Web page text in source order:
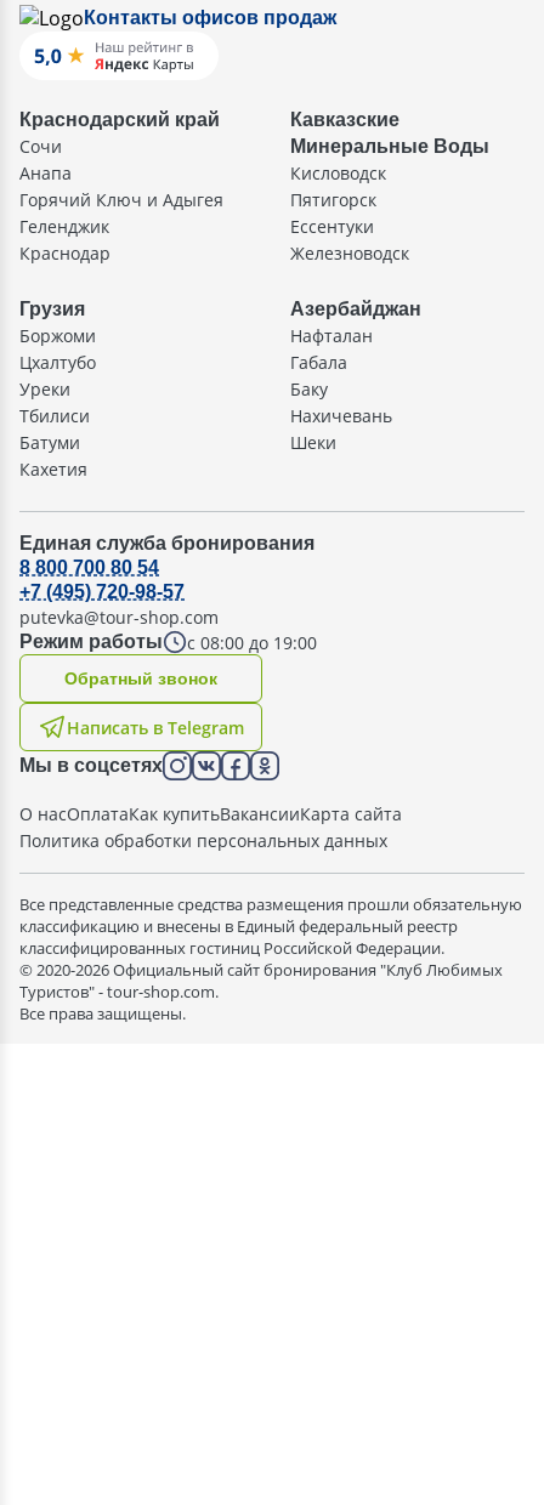
Контакты офисов продаж
Краснодарский край
Сочи
Анапа
Горячий Ключ и Адыгея
Геленджик
Краснодар
Кавказские
Минеральные Воды
Кисловодск
Пятигорск
Ессентуки
Железноводск
Грузия
Боржоми
Цхалтубо
Уреки
Тбилиси
Батуми
Кахетия
Азербайджан
Нафталан
Габала
Баку
Нахичевань
Шеки
Единая служба бронирования
Режим работы с 08:00 до 19:00
8 800 700 80 54
+7 (495) 720-98-57
putevka@tour-shop.com
Написать в Telegram
Oбратный звонок
Мы в соцсетях
О насОплатаКак купитьВакансииКарта сайта
Политика обработки персональных данных
Все представленные средства размещения прошли обязательную
классификацию и внесены в Единый федеральный реестр
классифицированных гостиниц Российской Федерации.
© 2020-2026 Официальный сайт бронирования "Клуб Любимых
Туристов" - tour-shop.com.
Все права защищены.